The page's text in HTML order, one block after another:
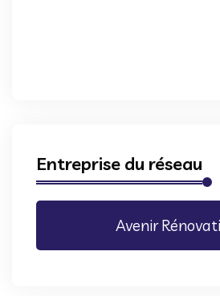
Entreprise du réseau
Avenir